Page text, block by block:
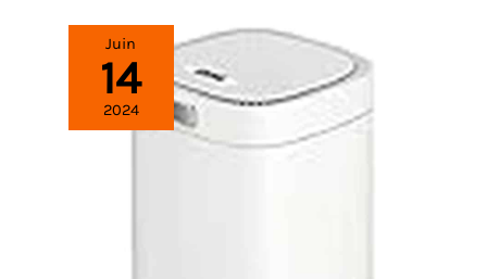
Juin
14
2024